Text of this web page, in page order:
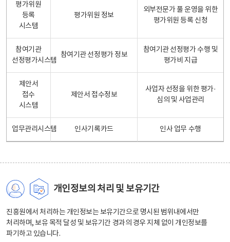
평가위원
등록
시스템
평가위원 정보
외부전문가 풀 운영을 위한
평가위원 등록 신청
참여기관
선정평가시스템
참여기관 선정평가 정보
참여기관 선정평가 수행 및
평가비 지급
제안서
접수
시스템
제안서 접수정보
사업자 선정을 위한 평가·
심의 및 사업관리
업무관리시스템 인사기록카드 인사 업무 수행
개인정보의 처리 및 보유기간
진흥원에서 처리하는 개인정보는 보유기간으로 명시된 범위내에서만
처리하며, 보유 목적 달성 및 보유기간 경과의 경우 지체 없이 개인정보를
파기하고 있습니다.